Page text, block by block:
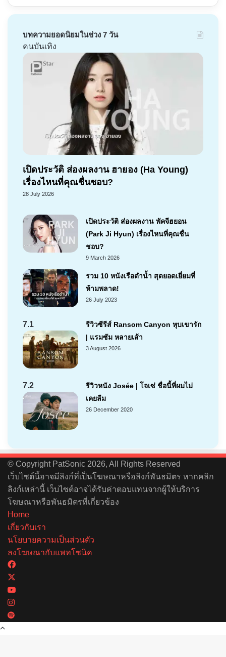
บทความยอดนิยมในช่วง 7 วัน
คนบันเทิง
เปิดประวัติ ส่องผลงาน ฮายอง (Ha Young)
เรื่องไหนที่คุณชื่นชอบ?
28 July 2026
เปิดประวัติ ส่องผลงาน พัคจีฮยอน
(Park Ji Hyun) เรื่องไหนที่คุณชื่น
ชอบ?
9 March 2026
รวม 10 หนังเรือดำน้ำ สุดยอดเยี่ยมที่
ห้ามพลาด!
26 July 2023
7.1
รีวิวซีรีส์ Ransom Canyon หุบเขารัก
| แรมซัม หลายเส้า
3 August 2026
7.2
รีวิวหนัง Josée | โจเซ่ ชื่อนี้ที่ผมไม่
เคยลืม
26 December 2020
© Copyright PatSonic 2026, All Rights Reserved
เว็บไซต์นี้อาจมีลิงก์ที่เป็นโฆษณาหรือลิงก์พันธมิตร หากคลิก
ลิงก์เหล่านี้ เว็บไซต์อาจได้รับค่าตอบแทนจากผู้ให้บริการ
โฆษณาหรือพันธมิตรที่เกี่ยวข้อง
Home
เกี่ยวกับเรา
นโยบายความเป็นส่วนตัว
ลงโฆษณากับแพทโซนิค